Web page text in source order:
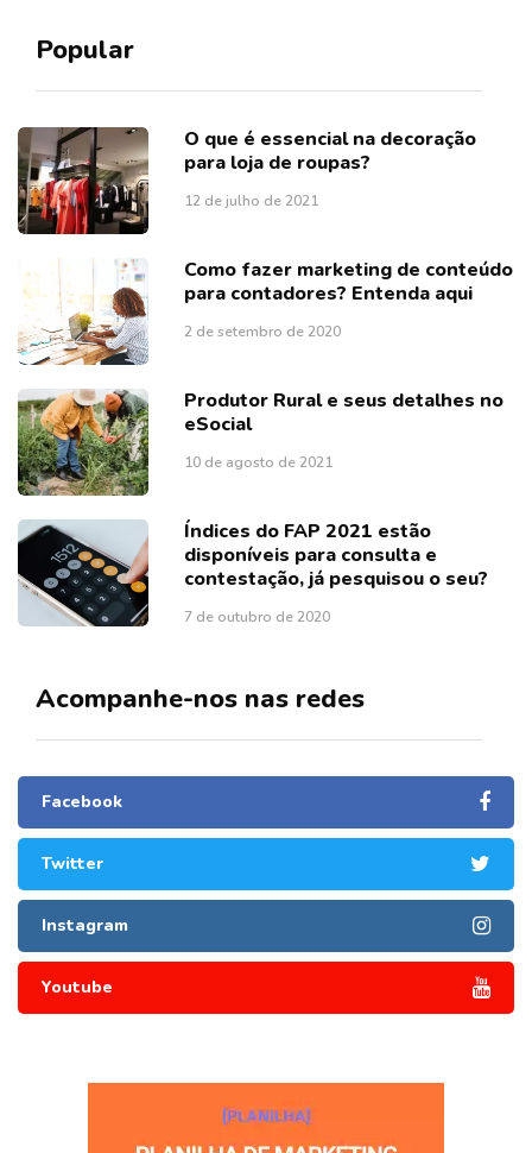
Popular
O que é essencial na decoração
para loja de roupas?
12 de julho de 2021
Como fazer marketing de conteúdo
para contadores? Entenda aqui
2 de setembro de 2020
Produtor Rural e seus detalhes no
eSocial
10 de agosto de 2021
Índices do FAP 2021 estão
disponíveis para consulta e
contestação, já pesquisou o seu?
7 de outubro de 2020
Acompanhe-nos nas redes
Facebook
Twitter
Instagram
Youtube